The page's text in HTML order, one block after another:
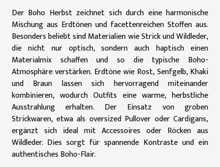
Der Boho Herbst zeichnet sich durch eine harmonische
Mischung aus Erdtönen und facettenreichen Stoffen aus.
Besonders beliebt sind Materialien wie Strick und Wildleder,
die nicht nur optisch, sondern auch haptisch einen
Materialmix schaffen und so die typische Boho-
Atmosphäre verstärken. Erdtöne wie Rost, Senfgelb, Khaki
und Braun lassen sich hervorragend miteinander
kombinieren, wodurch Outfits eine warme, herbstliche
Ausstrahlung erhalten. Der Einsatz von groben
Strickwaren, etwa als oversized Pullover oder Cardigans,
ergänzt sich ideal mit Accessoires oder Röcken aus
Wildleder. Dies sorgt für spannende Kontraste und ein
authentisches Boho-Flair.